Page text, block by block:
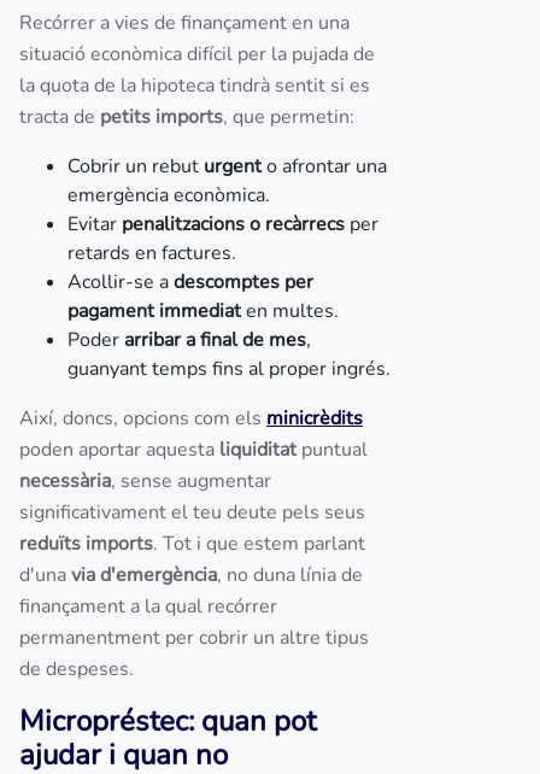
Recórrer a vies de finançament en una
situació econòmica difícil per la pujada de
la quota de la hipoteca tindrà sentit si es
tracta de petits imports, que permetin:
Cobrir un rebut urgento afrontar una
emergència econòmica.
Evitar penalitzacions o recàrrecs per
retards en factures.
Acollir-se adescomptes per
pagament immediaten multes.
Poder arribar a final de mes,
guanyant temps fins al proper ingrés.
Així, doncs, opcions com els minicrèdits
poden aportar aquesta liquiditatpuntual
necessària, sense augmentar
significativament el teu deute pels seus
reduïts imports. Tot i que estem parlant
d'unavia d'emergència, no duna línia de
finançament a la qual recórrer
permanentment per cobrir un altre tipus
de despeses.
Micropréstec: quan pot
ajudar i quan no